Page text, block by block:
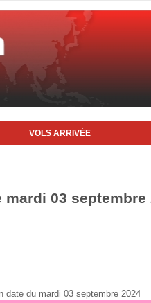
VOLS ARRIVÉE
03 septembre
date du mardi 03 septembre 2024